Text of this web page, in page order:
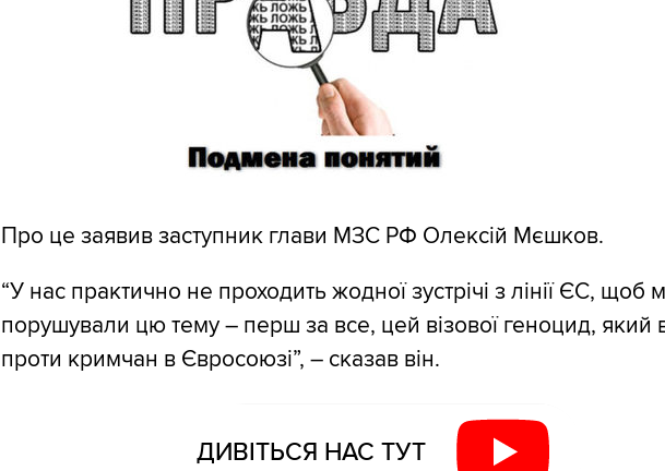
Про це заявив заступник глави МЗС РФ Олексій Мєшков.
“У нас практично не проходить жодної зустрічі з лінії ЄС, щоб
порушували цю тему – перш за все, цей візової геноцид, який
проти кримчан в Євросоюзі”, – сказав він.
ДИВІТЬСЯ НАС ТУТ